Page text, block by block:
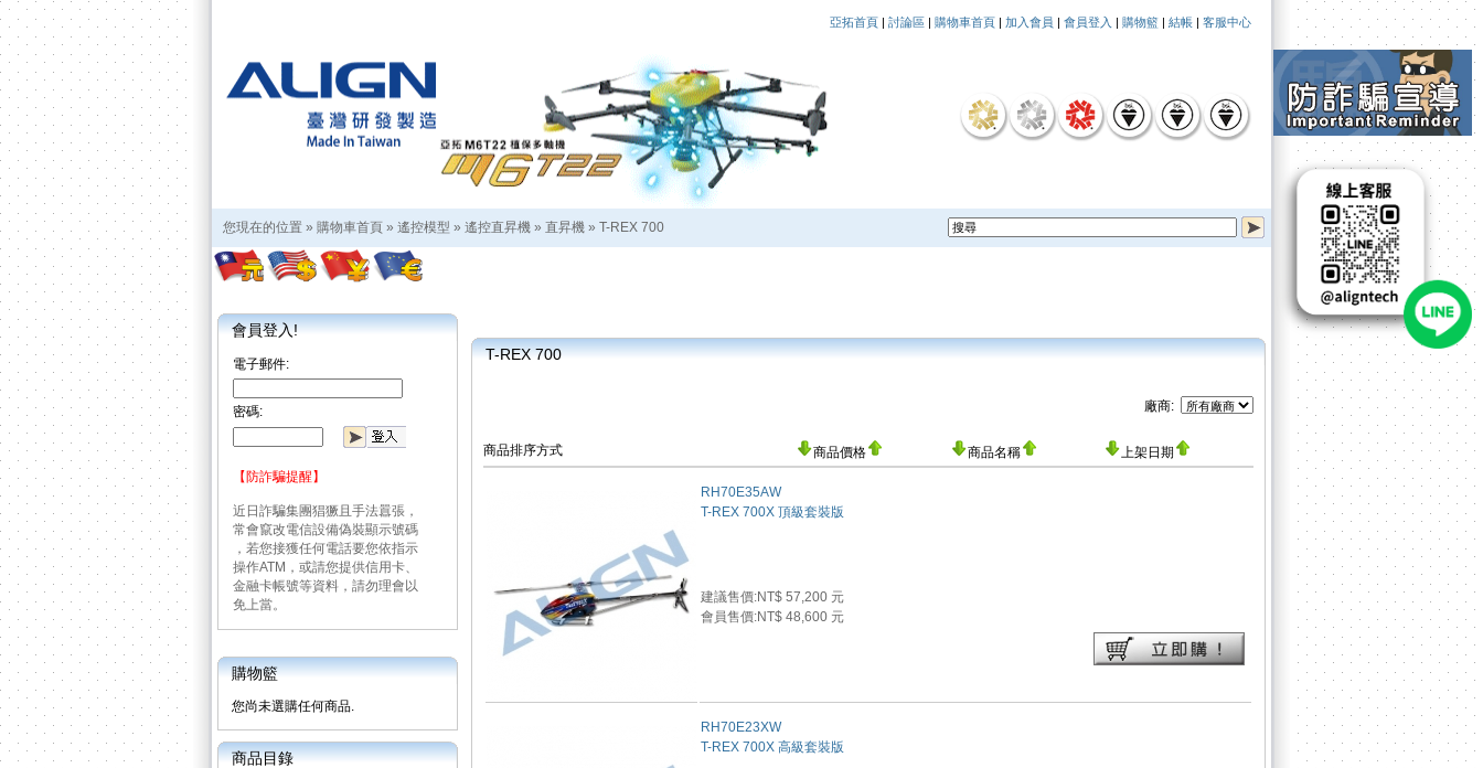
亞拓首頁 | 討論區 | 購物車首頁 | 加入會員 | 會員登入 | 購物籃 | 結帳 | 客服中心
您現在的位置 » 購物車首頁 » 遙控模型 » 遙控直昇機 » 直昇機 » T-REX 700
會員登入!
電子郵件:
密碼:
【防詐騙提醒】
近日詐騙集團猖獗且手法囂張，
常會竄改電信設備偽裝顯示號碼
，若您接獲任何電話要您依指示
操作ATM，或請您提供信用卡、
金融卡帳號等資料，請勿理會以
免上當。
購物籃
您尚未選購任何商品.
商品目錄
T-REX 700
廠商:
商品排序方式 商品價格 商品名稱 上架日期
RH70E35AW
T-REX 700X 頂級套裝版
建議售價:NT$ 57,200 元
會員售價:NT$ 48,600 元
RH70E23XW
T-REX 700X 高級套裝版